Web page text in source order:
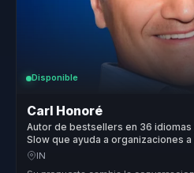
Disponible
Carl Honoré
Autor de bestsellers en 36
Slow que ayuda a organizaciones
bienestar en productividad
IN